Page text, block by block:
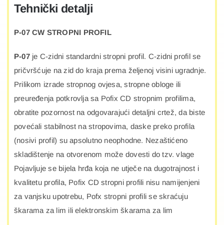
Tehnički detalji
P-07 CW STROPNI PROFIL
P-07je C-zidni standardni stropni profil. C-zidni profil se
pričvršćuje na zid do kraja prema željenoj visini ugradnje.
Prilikom izrade stropnog ovjesa, stropne obloge ili
preuređenja potkrovlja sa Pofix CD stropnim profilima,
obratite pozornost na odgovarajući detaljni crtež, da biste
povećali stabilnost na stropovima, daske preko profila
(nosivi profil) su apsolutno neophodne. Nezaštićeno
skladištenje na otvorenom može dovesti do tzv. vlage
Pojavljuje se bijela hrđa koja ne utječe na dugotrajnost i
kvalitetu profila, Pofix CD stropni profili nisu namijenjeni
za vanjsku upotrebu, Pofx stropni profili se skraćuju
škarama za lim ili elektronskim škarama za lim